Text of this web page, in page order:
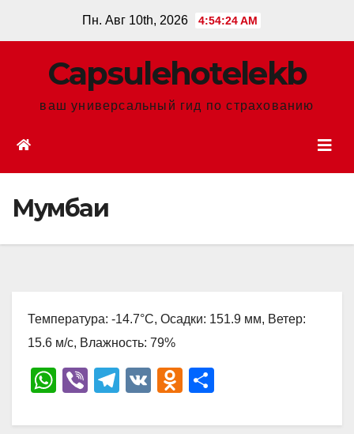
Пн. Авг 10th, 2026 4:54:25 AM
Сapsulehotelekb
ваш универсальный гид по страхованию
Мумбаи
Температура: -14.7°C, Осадки: 151.9 мм, Ветер:
15.6 м/с, Влажность: 79%
W
Vi
T
V
O